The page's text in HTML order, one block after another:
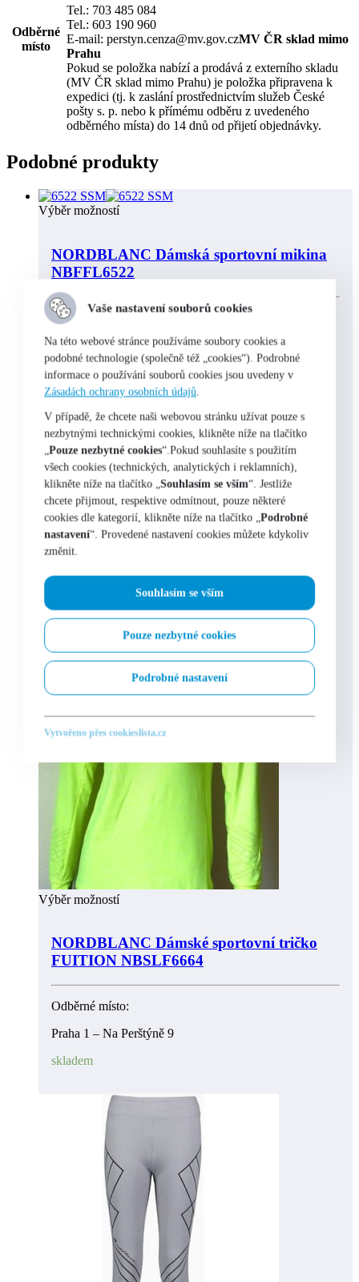
Odběrné
místo
Tel.: 703 485 084
Tel.: 603 190 960
E-mail: perstyn.cenza@mv.gov.czMV ČR sklad mimo
Prahu
Pokud se položka nabízí a prodává z externího skladu
(MV ČR sklad mimo Prahu) je položka připravena k
expedici (tj. k zaslání prostřednictvím služeb České
pošty s. p. nebo k přímému odběru z uvedeného
odběrného místa) do 14 dnů od přijetí objednávky.
Podobné produkty
Výběr možností
NORDBLANC Dámská sportovní mikina
NBFFL6522
Odběrné místo:
Praha 1 – Na Perštýně 9
skladem
Výběr možností
NORDBLANC Dámské sportovní tričko
FUITION NBSLF6664
Odběrné místo:
Praha 1 – Na Perštýně 9
skladem
Vaše nastavení souborů cookies
Na této webové stránce používáme soubory cookies a
podobné technologie (společně též „cookies“). Podrobné
informace o používání souborů cookies jsou uvedeny v
Zásadách ochrany osobních údajů.
V případě, že chcete naši webovou stránku užívat pouze s
nezbytnými technickými cookies, klikněte níže na tlačítko
„Pouze nezbytné cookies“.Pokud souhlasíte s použitím
všech cookies (technických, analytických i reklamních),
klikněte níže na tlačítko „Souhlasím se vším“. Jestliže
chcete přijmout, respektive odmítnout, pouze některé
cookies dle kategorií, klikněte níže na tlačítko „Podrobné
nastavení“. Provedené nastavení cookies můžete kdykoliv
změnit.
Souhlasím se vším
Pouze nezbytné cookies
Podrobné nastavení
Vytvořeno přes cookieslista.cz